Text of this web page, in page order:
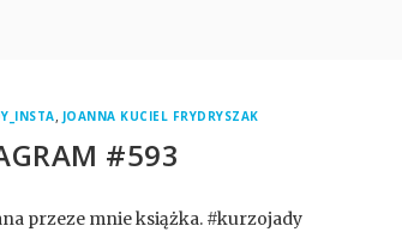
, JOANNA KUCIEL FRYDRYSZAK
#593
przeze mnie książka. #kurzojady